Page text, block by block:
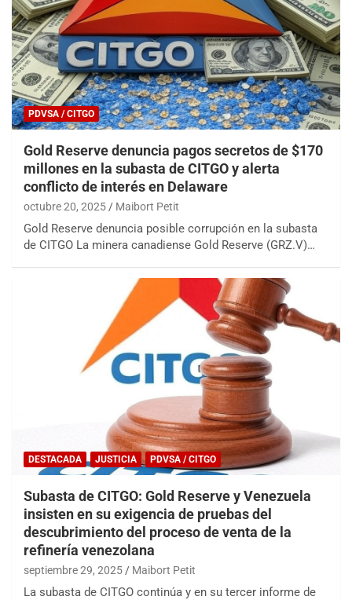
PDVSA / CITGO
Gold Reserve denuncia pagos secretos de $170
millones en la subasta de CITGO y alerta
conflicto de interés en Delaware
octubre 20, 2025 Maibort Petit
Gold Reserve denuncia posible corrupción en la subasta
de CITGO La minera canadiense Gold Reserve (GRZ.V)…
DESTACADA JUSTICIA PDVSA / CITGO
Subasta de CITGO: Gold Reserve y Venezuela
insisten en su exigencia de pruebas del
descubrimiento del proceso de venta de la
refinería venezolana
septiembre 29, 2025 Maibort Petit
La subasta de CITGO continúa y en su tercer informe de